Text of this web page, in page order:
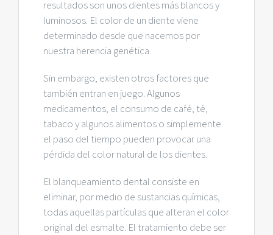
resultados son unos dientes más blancos y
luminosos. El color de un diente viene
determinado desde que nacemos por
nuestra herencia genética.
Sin embargo, existen otros factores que
también entran en juego. Algunos
medicamentos, el consumo de café, té,
tabaco y algunos alimentos o simplemente
el paso del tiempo pueden provocar una
pérdida del color natural de los dientes.
El blanqueamiento dental consiste en
eliminar, por medio de sustancias químicas,
todas aquellas partículas que alteran el color
original del esmalte. El tratamiento debe ser